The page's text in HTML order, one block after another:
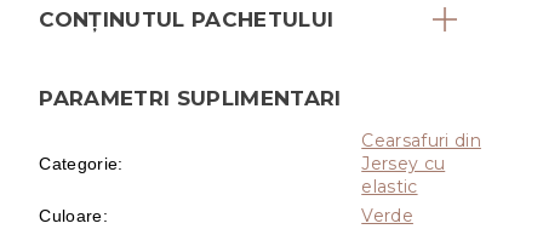
CONȚINUTUL PACHETULUI
PARAMETRI SUPLIMENTARI
Categorie:
Cearsafuri din
Jersey cu
elastic
Culoare: Verde